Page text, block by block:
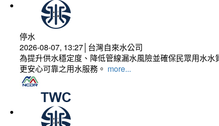
停水
2026-08-07, 13:27│台灣自來水公司
為提升供水穩定度、降低管線漏水風險並確保民眾用水
更安心可靠之用水服務。 more...